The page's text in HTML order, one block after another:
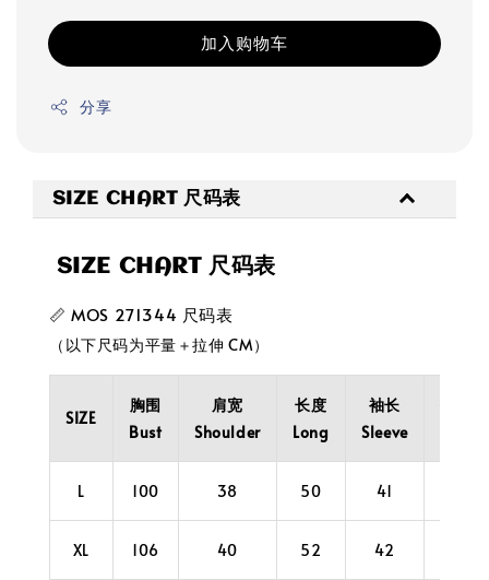
加入购物车
分享
SIZE CHART 尺码表
SIZE CHART 尺码表
📏 MOS 271344 尺码表
（以下尺码为平量＋拉伸 CM）
SIZE
胸围
Bust
肩宽
Shoulder
长度
Long
袖长
Sleeve
L 100 38 50 41
XL 106 40 52 42